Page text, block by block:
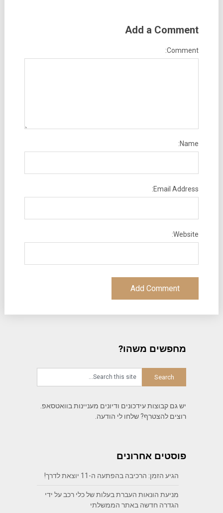
Add a Comment
Comment:
Name:
Email Address:
Website:
מחפשים משהו?
יש גם קבוצות עידכונים ודיונים מעניינות בוואטסאפ.
רוצים להצטרף? שלחו לי הודעה.
פוסטים אחרונים
הגיע הזמן: הרכיבה בהפתעה ה-11 יוצאת לדרך!
מניעת הונאות העברת בעלות של כלי רכב על ידי
הגדרה חדשה באתר הממשלתי